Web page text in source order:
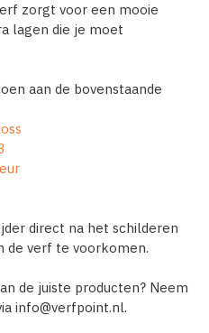
zorgt voor een mooie
lagen die je moet
aan de bovenstaande
direct na het schilderen
de verf te voorkomen.
de juiste producten? Neem
info@verfpoint.nl.